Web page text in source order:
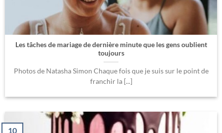
Les tâches de mariage de dernière minute que les gens oublient
toujours
Photos de Natasha Simon Chaque fois que je suis sur le point de
franchir la [...]
10